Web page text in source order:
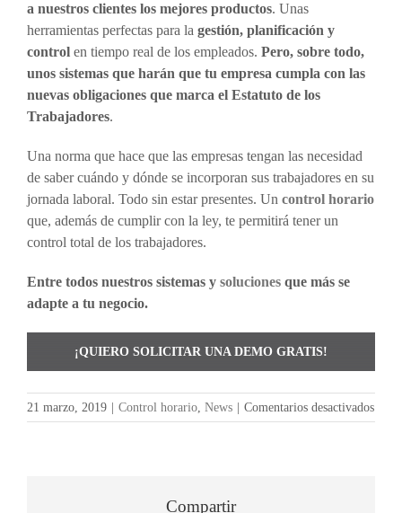
a nuestros clientes los mejores productos. Unas
herramientas perfectas para la gestión, planificación y
control en tiempo real de los empleados. Pero, sobre todo,
unos sistemas que harán que tu empresa cumpla con las
nuevas obligaciones que marca el Estatuto de los
Trabajadores.
Una norma que hace que las empresas tengan las necesidad
de saber cuándo y dónde se incorporan sus trabajadores en su
jornada laboral. Todo sin estar presentes. Un control horario
que, además de cumplir con la ley, te permitirá tener un
control total de los trabajadores.
Entre todos nuestros sistemas y soluciones que más se
adapte a tu negocio.
¡QUIERO SOLICITAR UNA DEMO GRATIS!
21 marzo, 2019 Control horario, News Comentarios desactivadosen
Compartir